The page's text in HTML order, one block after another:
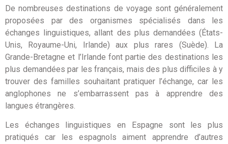
De nombreuses destinations de voyage sont généralement
proposées par des organismes spécialisés dans les
échanges linguistiques, allant des plus demandées (États-
Unis, Royaume-Uni, Irlande) aux plus rares (Suède). La
Grande-Bretagne et l’Irlande font partie des destinations les
plus demandées par les français, mais des plus difficiles à y
trouver des familles souhaitant pratiquer l’échange, car les
anglophones ne s’embarrassent pas à apprendre des
langues étrangères.
Les échanges linguistiques en Espagne sont les plus
pratiqués car les espagnols aiment apprendre d’autres